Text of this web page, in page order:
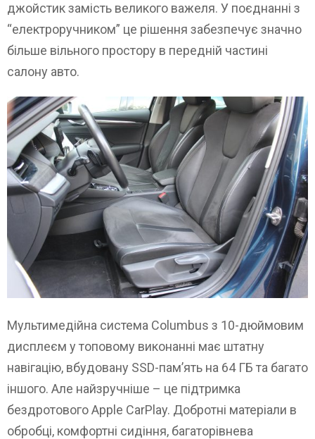
джойстик замість великого важеля. У поєднанні з
“електроручником” це рішення забезпечує значно
більше вільного простору в передній частині
салону авто.
Мультимедійна система Columbus з 10-дюймовим
дисплеєм у топовому виконанні має штатну
навігацію, вбудовану SSD-пам’ять на 64 ГБ та багато
іншого. Але найзручніше – це підтримка
бездротового Apple CarPlay. Добротні матеріали в
обробці, комфортні сидіння, багаторівнева